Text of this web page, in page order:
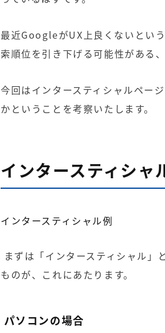
最近GoogleがUX上良くないとい
索順位を引き下げる可能性がある
今回はインタースティシャルペー
かということを考察いたします。
インタースティシャ
インタースティシャル例
まずは「インタースティシャル」
ものが、これにあたります。
パソコンの場合